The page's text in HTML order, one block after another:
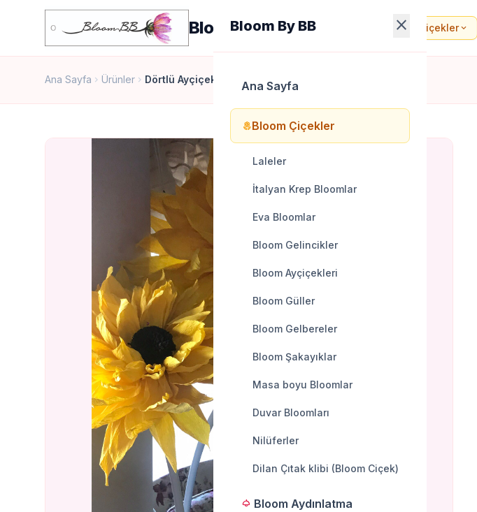
Bloom By BB Bloom Çiçeklerexpand_more
Bloom By BB close
Ana Sayfa
local_floristBloom Çiçekler
Laleler
İtalyan Krep Bloomlar
Eva Bloomlar
Bloom Gelincikler
Bloom Ayçiçekleri
Bloom Güller
Bloom Gelbereler
Bloom Şakayıklar
Masa boyu Bloomlar
Duvar Bloomları
Nilüferler
Dilan Çıtak klibi (Bloom Ciçek)
light Bloom Aydınlatma
Ana Sayfa chevron_right Ürünler chevron_right Dörtlü Ayçiçek